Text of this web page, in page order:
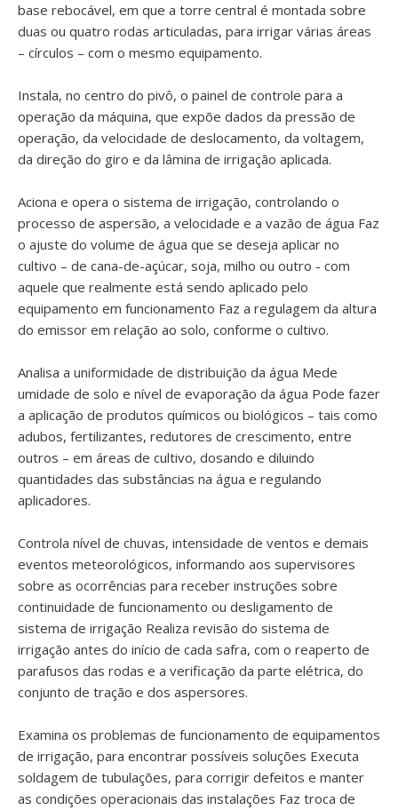
base rebocável, em que a torre central é montada sobre
duas ou quatro rodas articuladas, para irrigar várias áreas
– círculos – com o mesmo equipamento.
Instala, no centro do pivô, o painel de controle para a
operação da máquina, que expõe dados da pressão de
operação, da velocidade de deslocamento, da voltagem,
da direção do giro e da lâmina de irrigação aplicada.
Aciona e opera o sistema de irrigação, controlando o
processo de aspersão, a velocidade e a vazão de água Faz
o ajuste do volume de água que se deseja aplicar no
cultivo – de cana-de-açúcar, soja, milho ou outro - com
aquele que realmente está sendo aplicado pelo
equipamento em funcionamento Faz a regulagem da altura
do emissor em relação ao solo, conforme o cultivo.
Analisa a uniformidade de distribuição da água Mede
umidade de solo e nível de evaporação da água Pode fazer
a aplicação de produtos químicos ou biológicos – tais como
adubos, fertilizantes, redutores de crescimento, entre
outros – em áreas de cultivo, dosando e diluindo
quantidades das substâncias na água e regulando
aplicadores.
Controla nível de chuvas, intensidade de ventos e demais
eventos meteorológicos, informando aos supervisores
sobre as ocorrências para receber instruções sobre
continuidade de funcionamento ou desligamento de
sistema de irrigação Realiza revisão do sistema de
irrigação antes do início de cada safra, com o reaperto de
parafusos das rodas e a verificação da parte elétrica, do
conjunto de tração e dos aspersores.
Examina os problemas de funcionamento de equipamentos
de irrigação, para encontrar possíveis soluções Executa
soldagem de tubulações, para corrigir defeitos e manter
as condições operacionais das instalações Faz troca de